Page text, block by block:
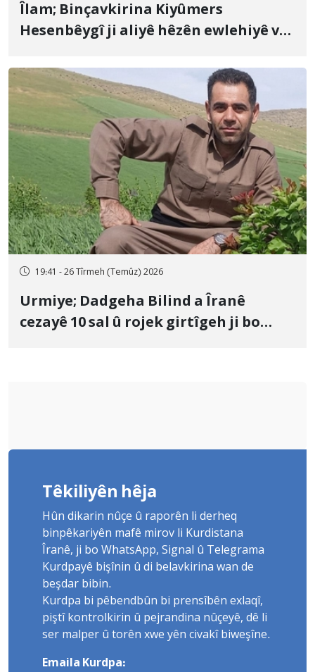
Îlam; Binçavkirina Kiyûmers
Hesenbêygî ji aliyê hêzên ewlehiyê ve
19:41 - 26 Tîrmeh (Temûz) 2026
Urmiye; Dadgeha Bilind a Îranê
cezayê 10 sal û rojek girtîgeh ji bo
Têkiliyên hêja
Hûn dikarin nûçe û raporên li derheq
binpêkariyên mafê mirov li Kurdistana
Îranê, ji bo WhatsApp, Signal û Telegrama
Kurdpayê bişînin û di belavkirina wan de
beşdar bibin.
Kurdpa bi pêbendbûn bi prensîbên exlaqî,
piştî kontrolkirin û pejrandina nûçeyê, dê li
ser malper û torên xwe yên civakî biweşîne.
Emaila Kurdpa: